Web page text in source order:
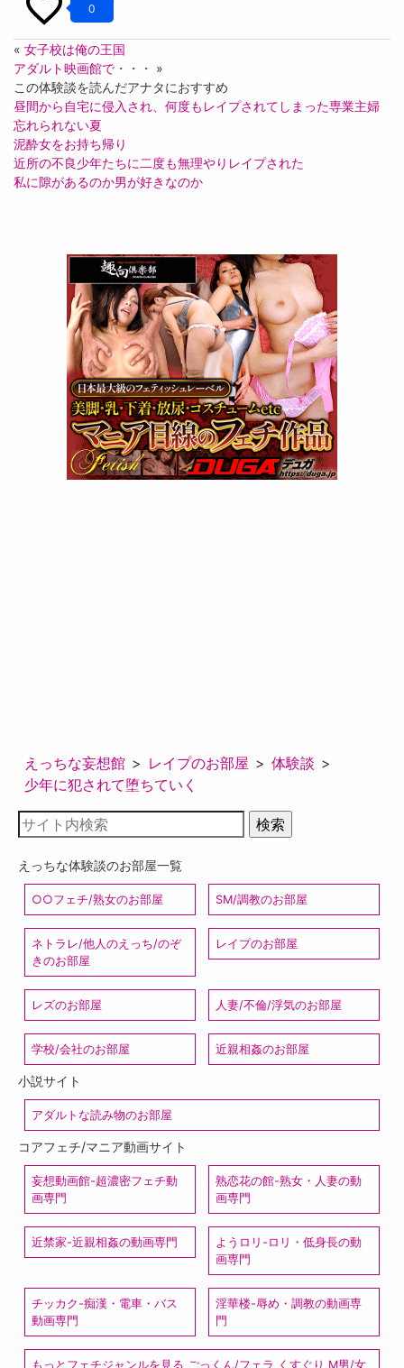
0
« 女子校は俺の王国
アダルト映画館で・・・ »
この体験談を読んだアナタにおすすめ
昼間から自宅に侵入され、何度もレイプされてしまった専業主婦
忘れられない夏
泥酔女をお持ち帰り
近所の不良少年たちに二度も無理やりレイプされた
私に隙があるのか男が好きなのか
えっちな妄想館 レイプのお部屋
体験談
少年に犯されて堕ちていく
えっちな体験談のお部屋一覧
○○フェチ/熟女のお部屋 SM/調教のお部屋
ネトラレ/他人のえっち/のぞ
きのお部屋
レイプのお部屋
レズのお部屋 人妻/不倫/浮気のお部屋
学校/会社のお部屋 近親相姦のお部屋
小説サイト
アダルトな読み物のお部屋
コアフェチ/マニア動画サイト
妄想動画館-超濃密フェチ動
画専門
熟恋花の館-熟女・人妻の動
画専門
近禁家-近親相姦の動画専門
ようロリ-ロリ・低身長の動
画専門
チッカク-痴漢・電車・バス
動画専門
淫華楼-辱め・調教の動画専
門
もっとフェチジャンルを見る ごっくん/フェラ くすぐり M男/女